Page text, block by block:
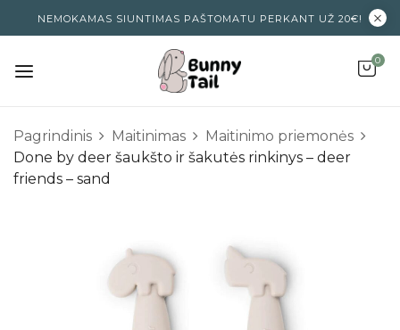
NEMOKAMAS SIUNTIMAS PAŠTOMATU PERKANT UŽ 20€!
0
Pagrindinis Maitinimas
Maitinimo priemonės
Done by deer šaukšto ir šakutės rinkinys – deer
friends – sand